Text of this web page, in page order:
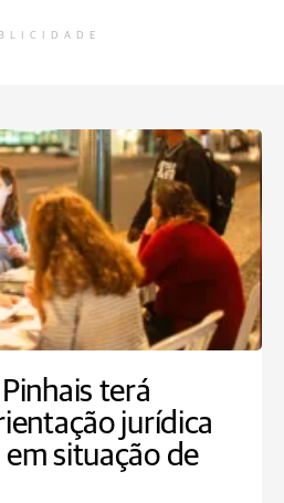
terá
jurídica
situação de